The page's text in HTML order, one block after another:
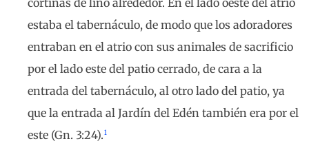
cortinas de lino alrededor. En el lado oeste del atrio
estaba el tabernáculo, de modo que los adoradores
entraban en el atrio con sus animales de sacrificio
por el lado este del patio cerrado, de cara a la
entrada del tabernáculo, al otro lado del patio, ya
que la entrada al Jardín del Edén también era por el
este (Gn. 3:24).1